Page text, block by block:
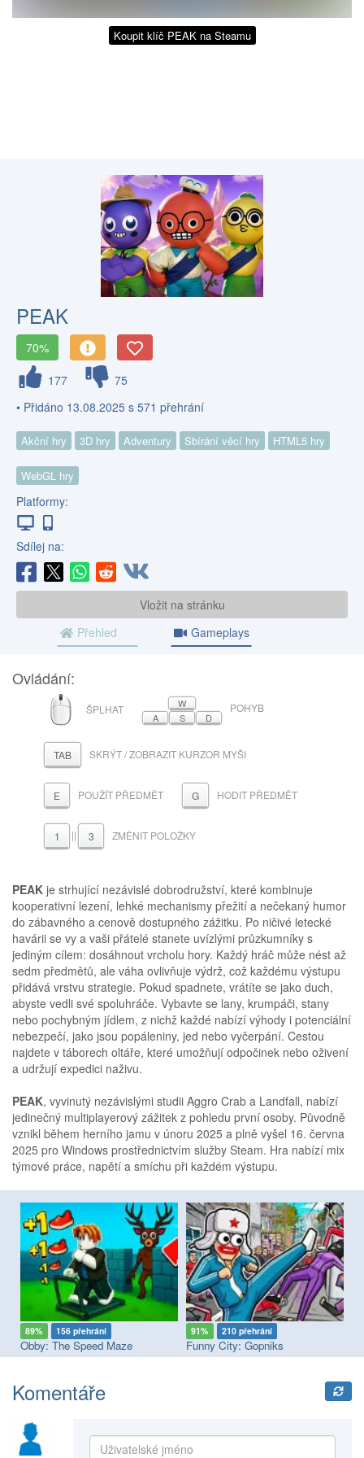
Koupit klíč PEAK na Steamu
PEAK
70%
177
75
• Přidáno 13.08.2025 s 571 přehrání
Akční hry 3D hry Adventury Sbírání věcí hry HTML5 hry
WebGL hry
Platformy:
Sdílej na:
Vložit na stránku
Přehled
Gameplays
Ovládání:
MYŠ
ŠPLHAT
W
A
S D
POHYB
TAB SKRÝT / ZOBRAZIT KURZOR MYŠI
E POUŽÍT PŘEDMĚT G HODIT PŘEDMĚT
1 || 3 ZMĚNIT POLOŽKY
PEAK je strhující nezávislé dobrodružství, které kombinuje
kooperativní lezení, lehké mechanismy přežití a nečekaný humor
do zábavného a cenově dostupného zážitku. Po ničivé letecké
havárii se vy a vaši přátelé stanete uvízlými průzkumníky s
jediným cílem: dosáhnout vrcholu hory. Každý hráč může nést až
sedm předmětů, ale váha ovlivňuje výdrž, což každému výstupu
přidává vrstvu strategie. Pokud spadnete, vrátíte se jako duch,
abyste vedli své spoluhráče. Vybavte se lany, krumpáči, stany
nebo pochybným jídlem, z nichž každé nabízí výhody i potenciální
nebezpečí, jako jsou popáleniny, jed nebo vyčerpání. Cestou
najdete v táborech oltáře, které umožňují odpočinek nebo oživení
a udržují expedici naživu.
PEAK, vyvinutý nezávislými studii Aggro Crab a Landfall, nabízí
jedinečný multiplayerový zážitek z pohledu první osoby. Původně
vznikl během herního jamu v únoru 2025 a plně vyšel 16. června
2025 pro Windows prostřednictvím služby Steam. Hra nabízí mix
týmové práce, napětí a smíchu při každém výstupu.
89% 156 přehrání
Obby: The Speed Maze
91% 210 přehrání
Funny City: Gopniks
Komentáře